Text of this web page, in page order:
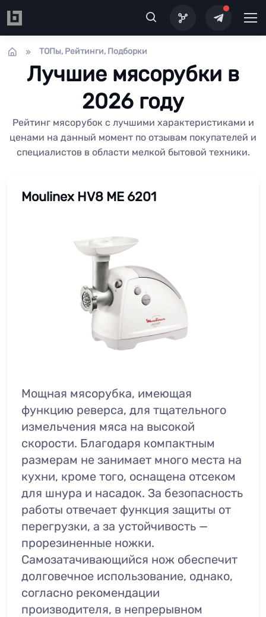
ТОПы, Рейтинги, Подборки
Лучшие мясорубки в
2026 году
Рейтинг мясорубок с лучшими характеристиками и
ценами на данный момент по отзывам покупателей и
специалистов в области мелкой бытовой техники.
Moulinex HV8 ME 6201
Мощная мясорубка, имеющая
функцию реверса, для тщательного
измельчения мяса на высокой
скорости. Благодаря компактным
размерам не занимает много места на
кухни, кроме того, оснащена отсеком
для шнура и насадок. За безопасность
работы отвечает функция защиты от
перегрузки, а за устойчивость —
прорезиненные ножки.
Самозатачивающийся нож обеспечит
долговечное использование, однако,
согласно рекомендации
производителя, в непрерывном